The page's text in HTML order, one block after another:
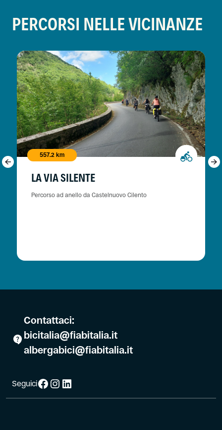
PERCORSI NELLE VICINANZE
557.2 km
LA VIA SILENTE
Percorso ad anello da Castelnuovo Cilento
Contattaci:
bicitalia@fiabitalia.it
albergabici@fiabitalia.it
SeguiciFacebook
Instagram
LinkedIn